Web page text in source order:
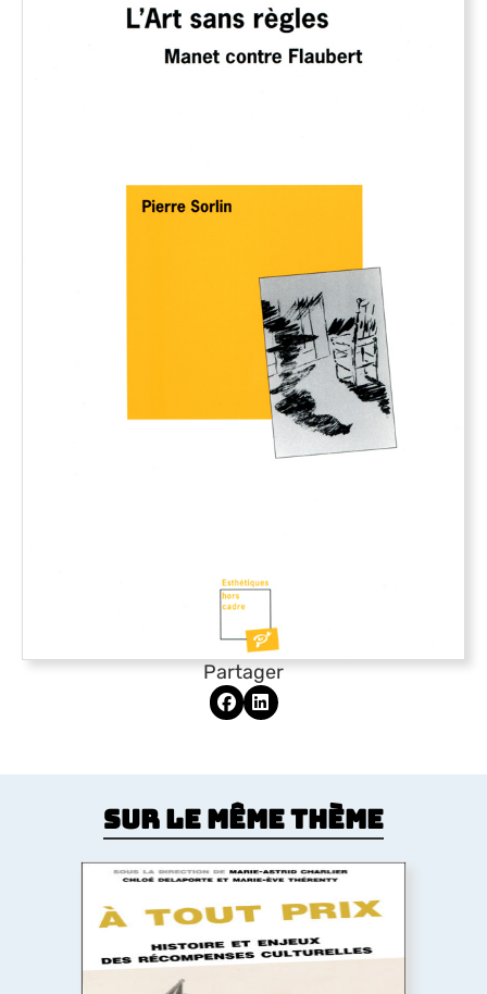
Partager
Sur le même thème
À tout prix